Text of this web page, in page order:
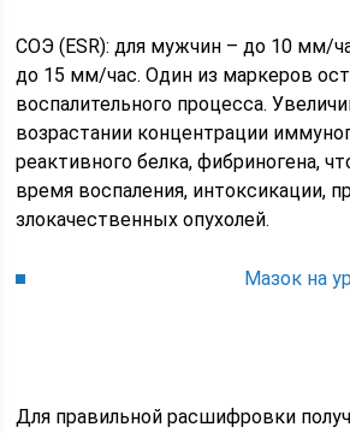
СОЭ (ESR): для мужчин – до 10 мм/
до 15 мм/час. Один из маркеров
воспалительного процесса.
возрастании концентрации
реактивного белка, фибриногена,
время воспаления, интоксикации,
злокачественных опухолей.
Мазок на
Для правильной расшифровки